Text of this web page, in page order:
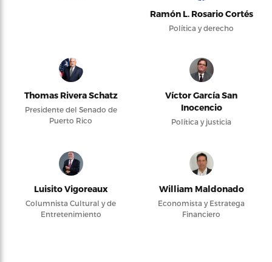
Ramón L. Rosario Cortés
Política y derecho
Thomas Rivera Schatz
Presidente del Senado de
Puerto Rico
Víctor García San
Inocencio
Política y justicia
Luisito Vigoreaux
Columnista Cultural y de
Entretenimiento
William Maldonado
Economista y Estratega
Financiero